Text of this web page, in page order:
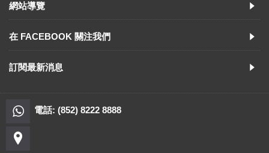
網站導覽
在 FACEBOOK 關注我們
訂閱最新消息
電話: (852) 8222 8888